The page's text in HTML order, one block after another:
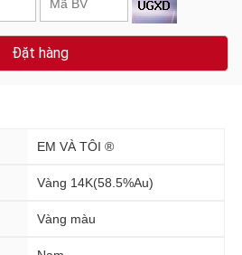
Đặt hàng
EM VÀ TÔI ®
Vàng 14K(58.5%Au)
Vàng màu